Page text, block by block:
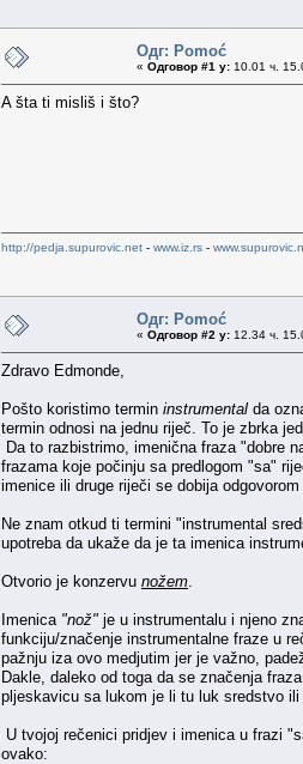
Одг: Pomoć
« Одговор #1 у: 10.01 ч.
A šta ti misliš i što?
http://pedja.supurovic.net - www.iz.rs -
Одг: Pomoć
« Одговор #2 у: 12.34 ч.
Zdravo Edmonde,
Pošto koristimo termin instrumental da
termin odnosi na jednu riječ. To je zbrka
Da to razbistrimo, imenična fraza "dobre
frazama koje počinju sa predlogom "sa"
imenice ili druge riječi se dobija
Ne znam otkud ti termini "instrumental
upotreba da ukaže da je ta imenica
Otvorio je konzervu nožem
Imenica "nož" je u instrumentalu i njeno
funkciju/značenje instrumentalne fraze u
pažnju iza ovo medjutim jer je važno,
Dakle, daleko od toga da se značenja
pljeskavicu sa lukom je li tu luk sredstvo
U tvojoj rečenici pridjev i imenica u frazi
ovako: